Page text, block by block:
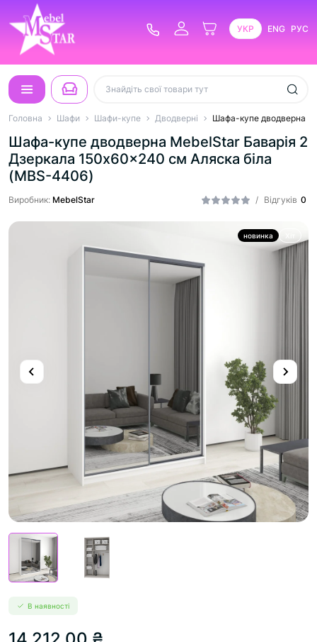
УКР ENG РУС
Головна Шафи Шафи-купе Дводверні Шафа-купе дводверна
Шафа-купе дводверна MebelStar Баварія 2
Дзеркала 150x60x240 см Аляска біла
(MBS-4406)
/ Відгуків 0
Виробник: MebelStar
новинка
В наявності